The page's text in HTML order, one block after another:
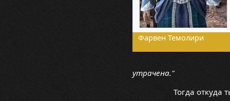
Фарвен Темолири
утрачена."
Тогда откуда